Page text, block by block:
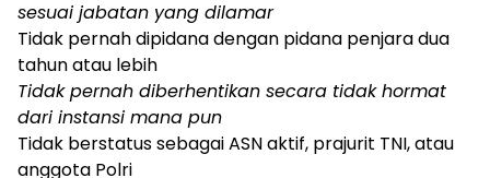
sesuai jabatan yang dilamar
Tidak pernah dipidana dengan pidana penjara dua
tahun atau lebih
Tidak pernah diberhentikan secara tidak hormat
dari instansi mana pun
Tidak berstatus sebagai ASN aktif, prajurit TNI, atau
anggota Polri